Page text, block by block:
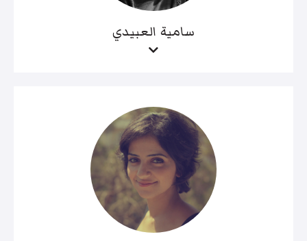
سامية العبيدي